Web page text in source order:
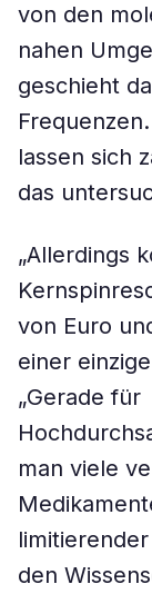
von den
nahen
geschieht
lassen sich
das
„Allerdings
von Euro
einer
„Gerade für
man viele
den